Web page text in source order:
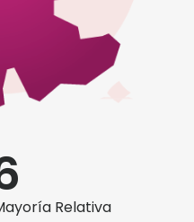
Relativa